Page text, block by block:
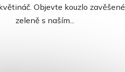
Objevte kouzlo zavěšené
zeleně s naším...